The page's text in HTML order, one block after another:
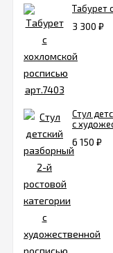
Табурет
3 300 ₽
Стул
с
6 150 ₽